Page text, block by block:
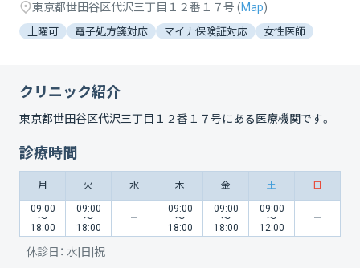
東京都世田谷区代沢三丁目１２番１７号 (Map)
土曜可 電子処方箋対応 マイナ保険証対応 女性医師
クリニック紹介
東京都世田谷区代沢三丁目１２番１７号にある医療機関です。
診療時間
月 火 水 木 金 土 日
09:00
〜
18:00
09:00
〜
18:00
09:00
〜
18:00
09:00
〜
18:00
09:00
〜
12:00
休診日： 水|日|祝